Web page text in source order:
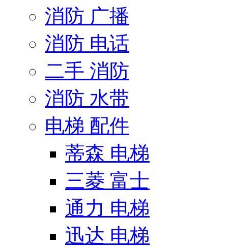
消防 广播
消防 电话
二手 消防
消防 水带
电梯 配件
蒂森 电梯
三菱 富士
通力 电梯
迅达 电梯